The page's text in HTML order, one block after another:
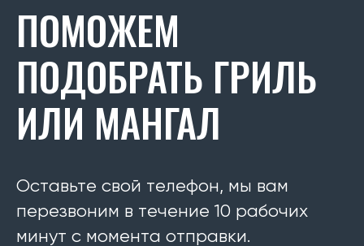
ПОМОЖЕМ
ПОДОБРАТЬ ГРИЛЬ
ИЛИ МАНГАЛ
Оставьте свой телефон, мы вам
перезвоним в течение 10 рабочих
минут с момента отправки.